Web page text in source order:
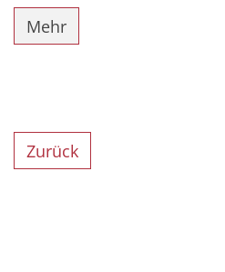
Mehr
Zurück